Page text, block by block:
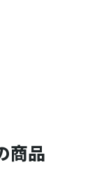
商品